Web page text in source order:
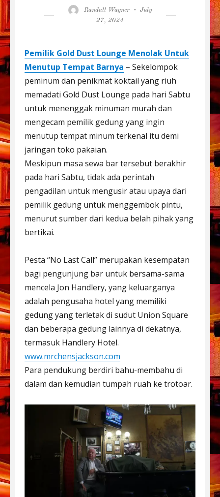
Author
Randall Wagner
Posted
July
27, 2024
Pemilik Gold Dust Lounge Menolak Untuk
Menutup Tempat Barnya – Sekelompok
peminum dan penikmat koktail yang riuh
memadati Gold Dust Lounge pada hari Sabtu
untuk menenggak minuman murah dan
mengecam pemilik gedung yang ingin
menutup tempat minum terkenal itu demi
jaringan toko pakaian.
Meskipun masa sewa bar tersebut berakhir
pada hari Sabtu, tidak ada perintah
pengadilan untuk mengusir atau upaya dari
pemilik gedung untuk menggembok pintu,
menurut sumber dari kedua belah pihak yang
bertikai.
Pesta “No Last Call” merupakan kesempatan
bagi pengunjung bar untuk bersama-sama
mencela Jon Handlery, yang keluarganya
adalah pengusaha hotel yang memiliki
gedung yang terletak di sudut Union Square
dan beberapa gedung lainnya di dekatnya,
termasuk Handlery Hotel.
www.mrchensjackson.com
Para pendukung berdiri bahu-membahu di
dalam dan kemudian tumpah ruah ke trotoar.